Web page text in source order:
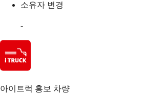
소유자 변경
-
아이트럭 홍보 차량